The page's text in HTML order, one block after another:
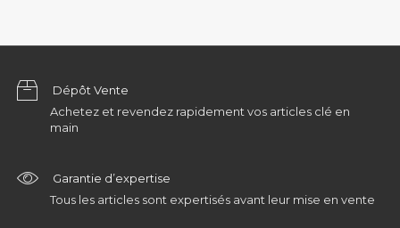
Dépôt Vente
Achetez et revendez rapidement vos articles clé en
main
Garantie d’expertise
Tous les articles sont expertisés avant leur mise en vente